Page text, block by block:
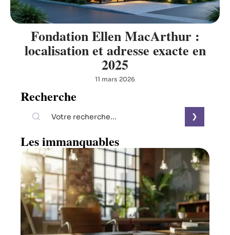
Fondation Ellen MacArthur :
localisation et adresse exacte en
2025
11 mars 2026
Recherche
Les immanquables